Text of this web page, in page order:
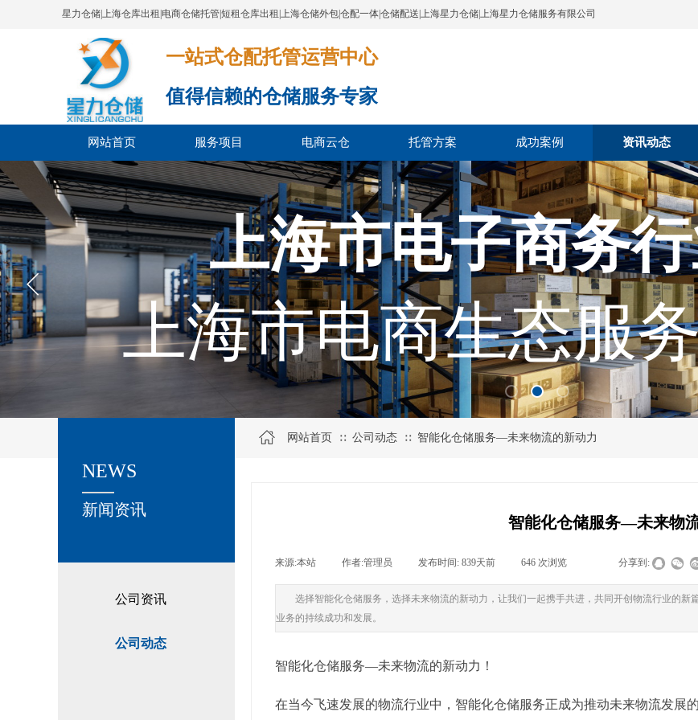
星力仓储|上海仓库出租|电商仓储托管|短租仓库出租|上海仓储外包|仓配一体|仓储配送|上海星力仓储|上海星力仓储服务有限公司
一站式仓配托管运营中心​​​​​​​​​​​​​​​​​
值得信赖的仓储服务专家
网站首页 服务项目 电商云仓 托管方案 成功案例 资讯动态
上海市电子商务
上海市电商生态服
公司资讯
公司动态
关于我们
新闻资讯
NEWS
网站首页 ∷ 公司动态 ∷ 智能化仓储服务—未来物流的新动力
智能化仓储服务—未来物
来源:本站 作者:管理员 发布时间: 839天前 646 次浏览 分享到:
选择智能化仓储服务，选择未来物流的新动力，让我们一起携手共进，共同开创物流行业的
业务的持续成功和发展。
智能化仓储服务—未来物流的新动力！
在当今飞速发展的物流行业中，智能化仓储服务正成为推动未来物流发展